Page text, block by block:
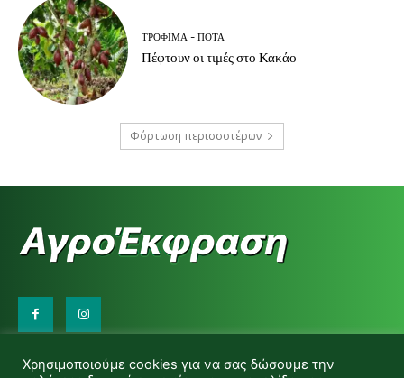
ΤΡΌΦΙΜΑ - ΠΟΤΆ
Πέφτουν οι τιμές στο Κακάο
Φόρτωση περισσοτέρων
d.makas@yahoo.gr
Χρησιμοποιούμε cookies για να σας δώσουμε την